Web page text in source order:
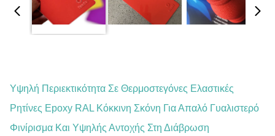
Υψηλή Περιεκτικότητα Σε Θερμοστεγόνες Ελαστικές
Ρητίνες Epoxy RAL Κόκκινη Σκόνη Για Απαλό Γυαλιστερό
Φινίρισμα Και Υψηλής Αντοχής Στη Διάβρωση